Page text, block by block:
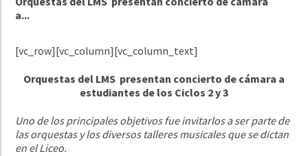
a...
[vc_row][vc_column][vc_column_text]
Orquestas del LMS presentan concierto de cámara a
estudiantes de los Ciclos 2 y 3
Uno de los principales objetivos fue invitarlos a ser parte de
las orquestas y los diversos talleres musicales que se dictan
en el Liceo.